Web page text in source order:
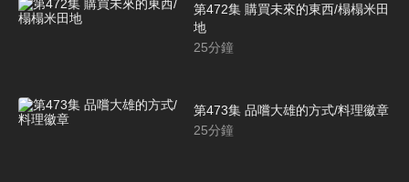
第472集 購買未來的東西/榻榻米田
地
25分鐘
第473集 品嚐大雄的方式/料理徽章
25分鐘